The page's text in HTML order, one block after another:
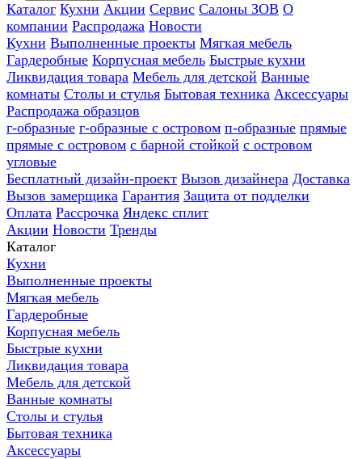
Каталог Кухни Акции Сервис Салоны ЗОВ О
компании Распродажа Новости
Кухни Выполненные проекты Мягкая мебель
Гардеробные Корпусная мебель Быстрые кухни
Ликвидация товара Мебель для детской Ванные
комнаты Столы и стулья Бытовая техника Аксессуары
Распродажа образцов
г-образные г-образные с островом п-образные прямые
прямые с островом с барной стойкой с островом
угловые
Бесплатный дизайн-проект Вызов дизайнера Доставка
Вызов замерщика Гарантия Защита от подделки
Оплата Рассрочка Яндекс сплит
Акции Новости Тренды
Каталог
Кухни
Выполненные проекты
Мягкая мебель
Гардеробные
Корпусная мебель
Быстрые кухни
Ликвидация товара
Мебель для детской
Ванные комнаты
Столы и стулья
Бытовая техника
Аксессуары